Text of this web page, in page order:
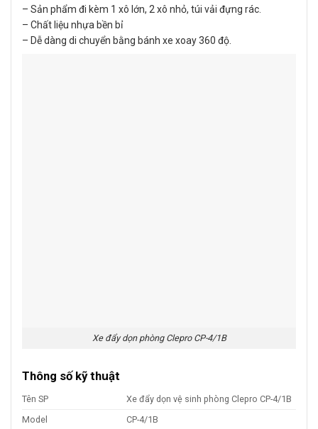
– Sản phẩm đi kèm 1 xô lớn, 2 xô nhỏ, túi vải đựng rác.
– Chất liệu nhựa bền bỉ
– Dễ dàng di chuyển bằng bánh xe xoay 360 độ.
Xe đẩy dọn phòng Clepro CP-4/1B
Thông số kỹ thuật
Tên SP
Xe đẩy dọn vệ sinh phòng Clepro CP-4/1B
Model
CP-4/1B